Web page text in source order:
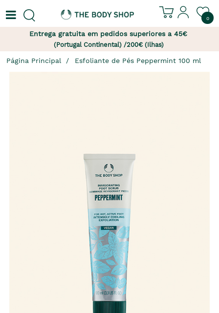
0
Entrega gratuita em pedidos superiores a 45€
(Portugal Continental) /200€ (Ilhas)
Página Principal Esfoliante de Pés Peppermint 100 ml